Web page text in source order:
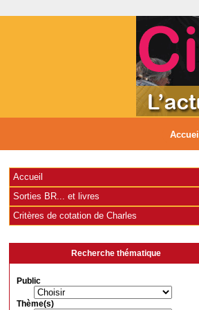
Accueil
Accueil
Sorties BR... et livres
Critères de cotation de Charles
Recherche thématique
Public
Thème(s)